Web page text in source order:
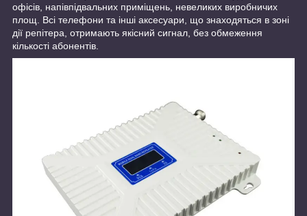
офісів, напівпідвальних приміщень, невеликих виробничих
площ. Всі телефони та інші аксесуари, що знаходяться в зоні
дії репітера, отримають якісний сигнал, без обмеження
кількості абонентів.